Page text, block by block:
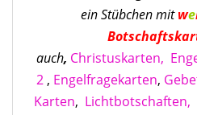
ein Stübchen mitwe
auch, Christuskarten,
2 , Engelfragekarten,
Karten, Lichtbotschaften,